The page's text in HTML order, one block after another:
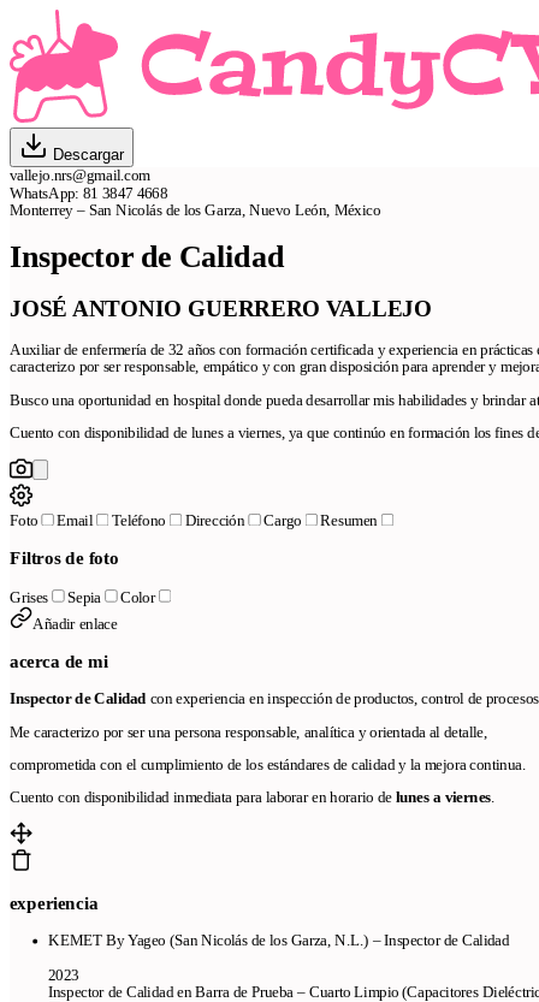
Descargar
vallejo.nrs@gmail.com
WhatsApp: 81 3847 4668
Monterrey – San Nicolás de los Garza, Nuevo León, México
Inspector de Calidad
JOSÉ ANTONIO GUERRERO VALLEJO
Auxiliar de enfermería de 32 años con formación certificada y experiencia en
caracterizo por ser responsable, empático y con gran disposición para aprender y
Busco una oportunidad en hospital donde pueda desarrollar mis habilidades y brindar
Cuento con disponibilidad de lunes a viernes, ya que continúo en formación los fines
Foto Email Teléfono Dirección Cargo Resumen
Filtros de foto
Grises Sepia Color
Añadir enlace
acerca de mi
Inspector de Calidad con experiencia en inspección de productos, control de
Me caracterizo por ser una persona responsable, analítica y orientada al detalle,
comprometida con el cumplimiento de los estándares de calidad y la mejora continua.
Cuento con disponibilidad inmediata para laborar en horario de lunes a viernes
experiencia
KEMET By Yageo (San Nicolás de los Garza,
2023
Inspector de Calidad en Barra de Prueba – Cuarto Limpio (Capacitores